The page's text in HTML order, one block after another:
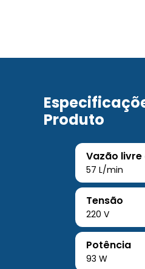
Produto
Vazão
57 L/min
Tensão
220 V
Potência
93 W